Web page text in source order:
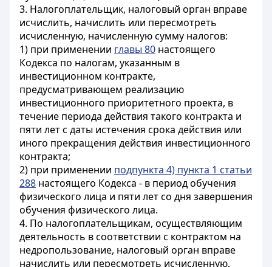
3. Налогоплательщик, налоговый орган вправе
исчислить, начислить или пересмотреть
исчисленную, начисленную сумму налогов:
1) при применении главы 80 настоящего
Кодекса по налогам, указанным в
инвестиционном контракте,
предусматривающем реализацию
инвестиционного приоритетного проекта, в
течение периода действия такого контракта и
пяти лет с даты истечения срока действия или
иного прекращения действия инвестиционного
контракта;
2) при применении подпункта 4) пункта 1 статьи
288 настоящего Кодекса - в период обучения
физического лица и пяти лет со дня завершения
обучения физического лица.
4. По налогоплательщикам, осуществляющим
деятельность в соответствии с контрактом на
недропользование, налоговый орган вправе
начислить или пересмотреть исчисленную,